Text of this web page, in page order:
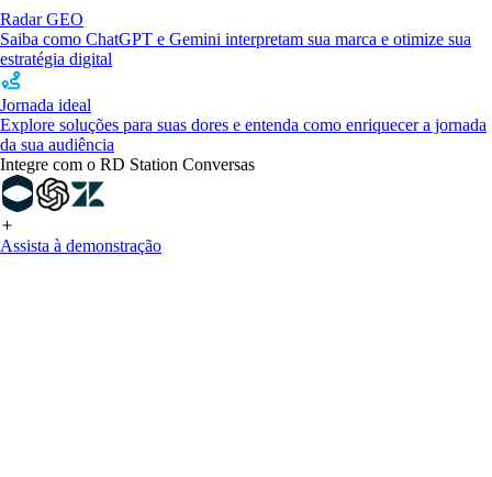
Radar GEO
Saiba como ChatGPT e Gemini interpretam sua marca e otimize sua
estratégia digital
Jornada ideal
Explore soluções para suas dores e entenda como enriquecer a jornada
da sua audiência
Integre com o RD Station Conversas
Assista à demonstração